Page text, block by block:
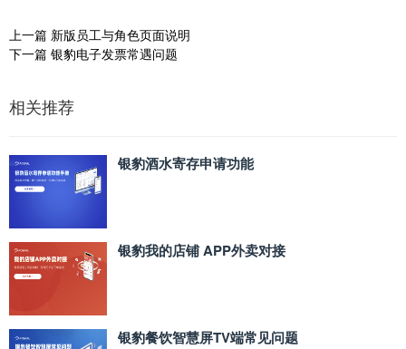
上一篇 新版员工与角色页面说明
下一篇 银豹电子发票常遇问题
相关推荐
银豹酒水寄存申请功能
银豹我的店铺 APP外卖对接
银豹餐饮智慧屏TV端常见问题